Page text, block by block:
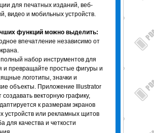
для печатных изданий, веб-
видео и мобильных устройств.
функций можно выделить:
впечатление независимо от
набор инструментов для
и превращайте простые фигуры и
логотипы, значки и
объекты. Приложение Illustrator
создавать векторную графику,
к размерам экранов
устройств или рекламных щитов
для качества и четкости